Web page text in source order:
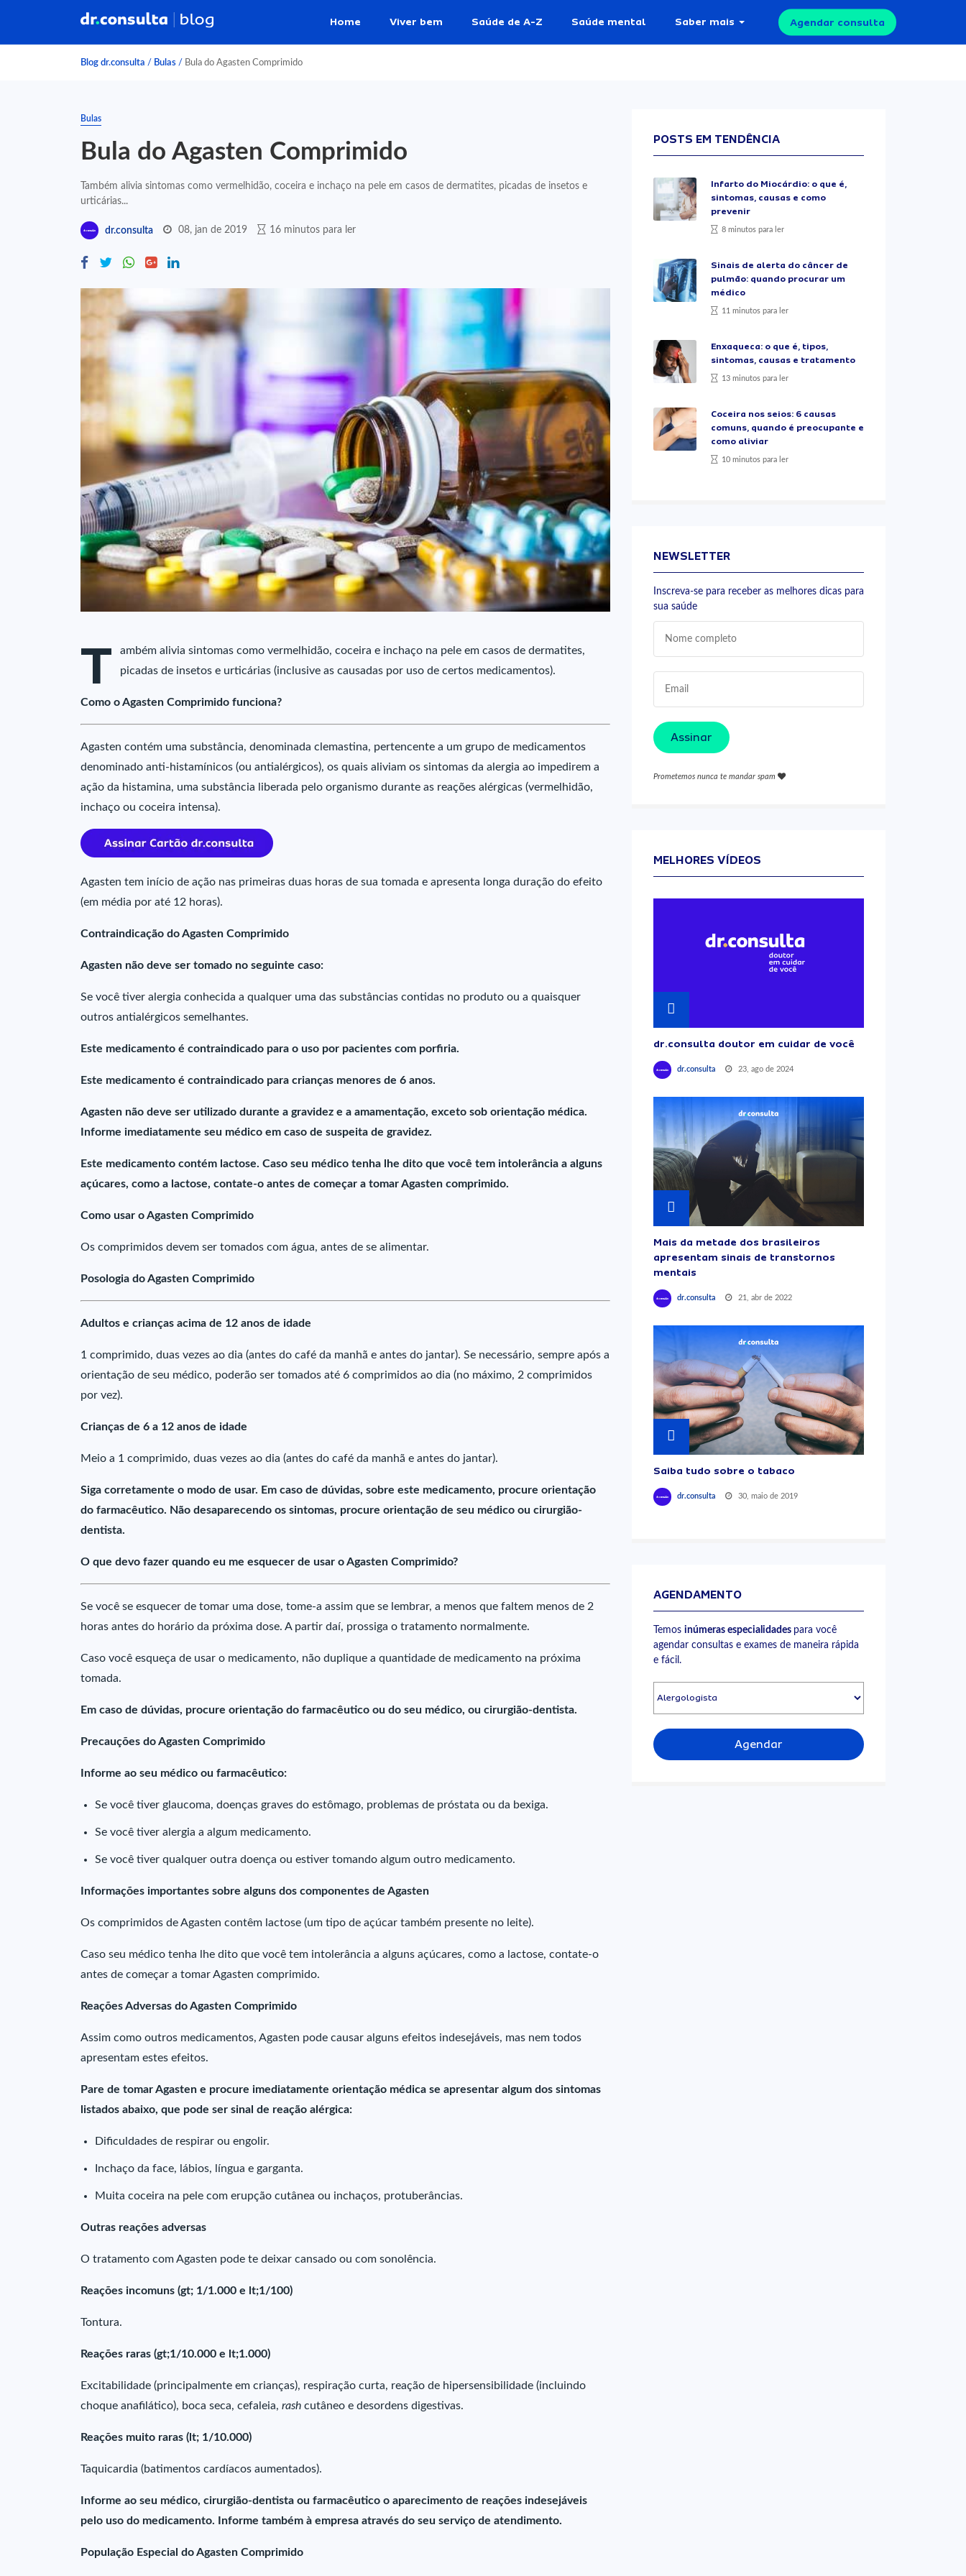
Home Viver bem Saúde de A-Z Saúde mental Saber mais Agendar consulta
Blog dr.consulta / Bulas / Bula do Agasten Comprimido
Bulas
Bula do Agasten Comprimido
Também alivia sintomas como vermelhidão, coceira e inchaço na pele em casos de dermatites, picadas de insetos e
urticárias...
dr.consulta 08, jan de 2019 16 minutos para ler
T
ambém alivia sintomas como vermelhidão, coceira e inchaço na pele em casos de dermatites,
picadas de insetos e urticárias (inclusive as causadas por uso de certos medicamentos).
Como o Agasten Comprimido funciona?
Agasten contém uma substância, denominada clemastina, pertencente a um grupo de medicamentos
denominado anti-histamínicos (ou antialérgicos), os quais aliviam os sintomas da alergia ao impedirem a
ação da histamina, uma substância liberada pelo organismo durante as reações alérgicas (vermelhidão,
inchaço ou coceira intensa).
Agasten tem início de ação nas primeiras duas horas de sua tomada e apresenta longa duração do efeito
(em média por até 12 horas).
Contraindicação do Agasten Comprimido
Agasten não deve ser tomado no seguinte caso:
Se você tiver alergia conhecida a qualquer uma das substâncias contidas no produto ou a quaisquer
outros antialérgicos semelhantes.
Este medicamento é contraindicado para o uso por pacientes com porfiria.
Este medicamento é contraindicado para crianças menores de 6 anos.
Agasten não deve ser utilizado durante a gravidez e a amamentação, exceto sob orientação médica.
Informe imediatamente seu médico em caso de suspeita de gravidez.
Este medicamento contém lactose. Caso seu médico tenha lhe dito que você tem intolerância a alguns
açúcares, como a lactose, contate-o antes de começar a tomar Agasten comprimido.
Como usar o Agasten Comprimido
Os comprimidos devem ser tomados com água, antes de se alimentar.
Posologia do Agasten Comprimido
Adultos e crianças acima de 12 anos de idade
1 comprimido, duas vezes ao dia (antes do café da manhã e antes do jantar). Se necessário, sempre após a
orientação de seu médico, poderão ser tomados até 6 comprimidos ao dia (no máximo, 2 comprimidos
por vez).
Crianças de 6 a 12 anos de idade
Meio a 1 comprimido, duas vezes ao dia (antes do café da manhã e antes do jantar).
Siga corretamente o modo de usar. Em caso de dúvidas, sobre este medicamento, procure orientação
do farmacêutico. Não desaparecendo os sintomas, procure orientação de seu médico ou cirurgião-
dentista.
O que devo fazer quando eu me esquecer de usar o Agasten Comprimido?
Se você se esquecer de tomar uma dose, tome-a assim que se lembrar, a menos que faltem menos de 2
horas antes do horário da próxima dose. A partir daí, prossiga o tratamento normalmente.
Caso você esqueça de usar o medicamento, não duplique a quantidade de medicamento na próxima
tomada.
Em caso de dúvidas, procure orientação do farmacêutico ou do seu médico, ou cirurgião-dentista.
Precauções do Agasten Comprimido
Informe ao seu médico ou farmacêutico:
Se você tiver glaucoma, doenças graves do estômago, problemas de próstata ou da bexiga.
Se você tiver alergia a algum medicamento.
Se você tiver qualquer outra doença ou estiver tomando algum outro medicamento.
Informações importantes sobre alguns dos componentes de Agasten
Os comprimidos de Agasten contêm lactose (um tipo de açúcar também presente no leite).
Caso seu médico tenha lhe dito que você tem intolerância a alguns açúcares, como a lactose, contate-o
antes de começar a tomar Agasten comprimido.
Reações Adversas do Agasten Comprimido
Assim como outros medicamentos, Agasten pode causar alguns efeitos indesejáveis, mas nem todos
apresentam estes efeitos.
Pare de tomar Agasten e procure imediatamente orientação médica se apresentar algum dos sintomas
listados abaixo, que pode ser sinal de reação alérgica:
Dificuldades de respirar ou engolir.
Inchaço da face, lábios, língua e garganta.
Muita coceira na pele com erupção cutânea ou inchaços, protuberâncias.
Outras reações adversas
O tratamento com Agasten pode te deixar cansado ou com sonolência.
Reações incomuns (gt; 1/1.000 e lt;1/100)
Tontura.
Reações raras (gt;1/10.000 e lt;1.000)
Excitabilidade (principalmente em crianças), respiração curta, reação de hipersensibilidade (incluindo
choque anafilático), boca seca, cefaleia, rash cutâneo e desordens digestivas.
Reações muito raras (lt; 1/10.000)
Taquicardia (batimentos cardíacos aumentados).
Informe ao seu médico, cirurgião-dentista ou farmacêutico o aparecimento de reações indesejáveis
pelo uso do medicamento. Informe também à empresa através do seu serviço de atendimento.
População Especial do Agasten Comprimido
POSTS EM TENDÊNCIA
Infarto do Miocárdio: o que é,
sintomas, causas e como
prevenir
8 minutos para ler
Sinais de alerta do câncer de
pulmão: quando procurar um
médico
11 minutos para ler
Enxaqueca: o que é, tipos,
sintomas, causas e tratamento
13 minutos para ler
Coceira nos seios: 6 causas
comuns, quando é preocupante e
como aliviar
10 minutos para ler
NEWSLETTER
Inscreva-se para receber as melhores dicas para
sua saúde
Assinar
Prometemos nunca te mandar spam
MELHORES VÍDEOS
dr.consulta doutor em cuidar de você
dr.consulta 23, ago de 2024
Mais da metade dos brasileiros
apresentam sinais de transtornos
mentais
dr.consulta 21, abr de 2022
Saiba tudo sobre o tabaco
dr.consulta 30, maio de 2019
AGENDAMENTO
Temos inúmeras especialidades para você
agendar consultas e exames de maneira rápida
e fácil.
Agendar